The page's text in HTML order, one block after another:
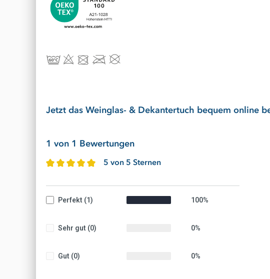
Jetzt das Weinglas- & Dekantertuch bequem online
1 von 1 Bewertungen
Durchschnittliche Bewertung von 5 von 5 Sternen
5 von 5 Sternen
Perfekt (1) 100%
Sehr gut (0) 0%
Gut (0) 0%